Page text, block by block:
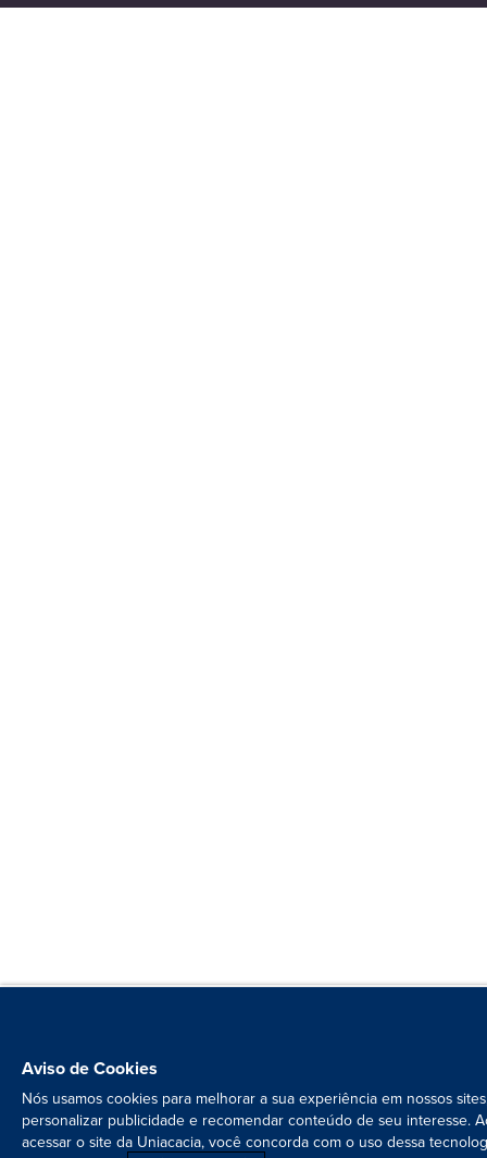
Aviso de Cookies
Nós usamos cookies para melhorar a sua experiência em nossos
personalizar publicidade e recomendar conteúdo de seu interesse.
acessar o site da Uniacacia, você concorda com o uso dessa